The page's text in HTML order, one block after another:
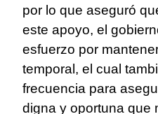
por lo que aseguró
este apoyo, el
esfuerzo por
temporal, el cual
frecuencia para
digna y oportuna que